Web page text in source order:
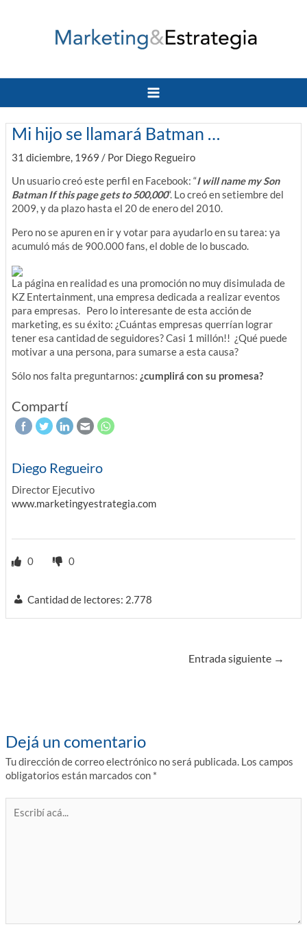
Main
Menu
Mi hijo se llamará Batman …
31 diciembre, 1969 / Por Diego Regueiro
Un usuario creó este perfil en Facebook: “I will name my Son
Batman If this page gets to 500,000“. Lo creó en setiembre del
2009, y da plazo hasta el 20 de enero del 2010.
Pero no se apuren en ir y votar para ayudarlo en su tarea: ya
acumuló más de 900.000 fans, el doble de lo buscado.
La página en realidad es una promoción no muy disimulada de
KZ Entertainment, una empresa dedicada a realizar eventos
para empresas. Pero lo interesante de esta acción de
marketing, es su éxito: ¿Cuántas empresas querrían lograr
tener esa cantidad de seguidores? Casi 1 millón!! ¿Qué puede
motivar a una persona, para sumarse a esta causa?
Sólo nos falta preguntarnos: ¿cumplirá con su promesa?
Compartí
Diego Regueiro
Director Ejecutivo
www.marketingyestrategia.com
0 0
Cantidad de lectores: 2.778
Entrada siguiente →
Dejá un comentario
Tu dirección de correo electrónico no será publicada. Los campos
obligatorios están marcados con *
acá...